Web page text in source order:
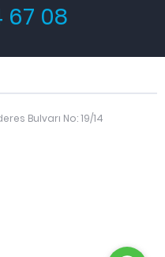
67 08
Bulvarı No: 19/14